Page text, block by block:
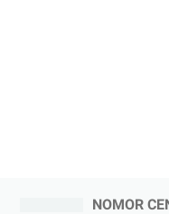
NOMOR